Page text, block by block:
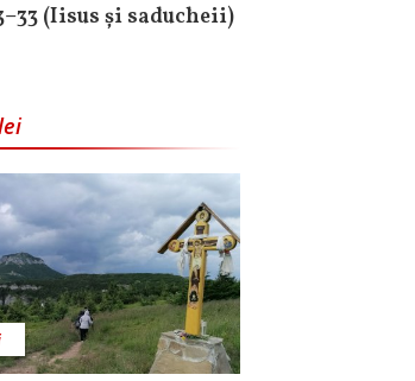
(Iisus și saducheii)